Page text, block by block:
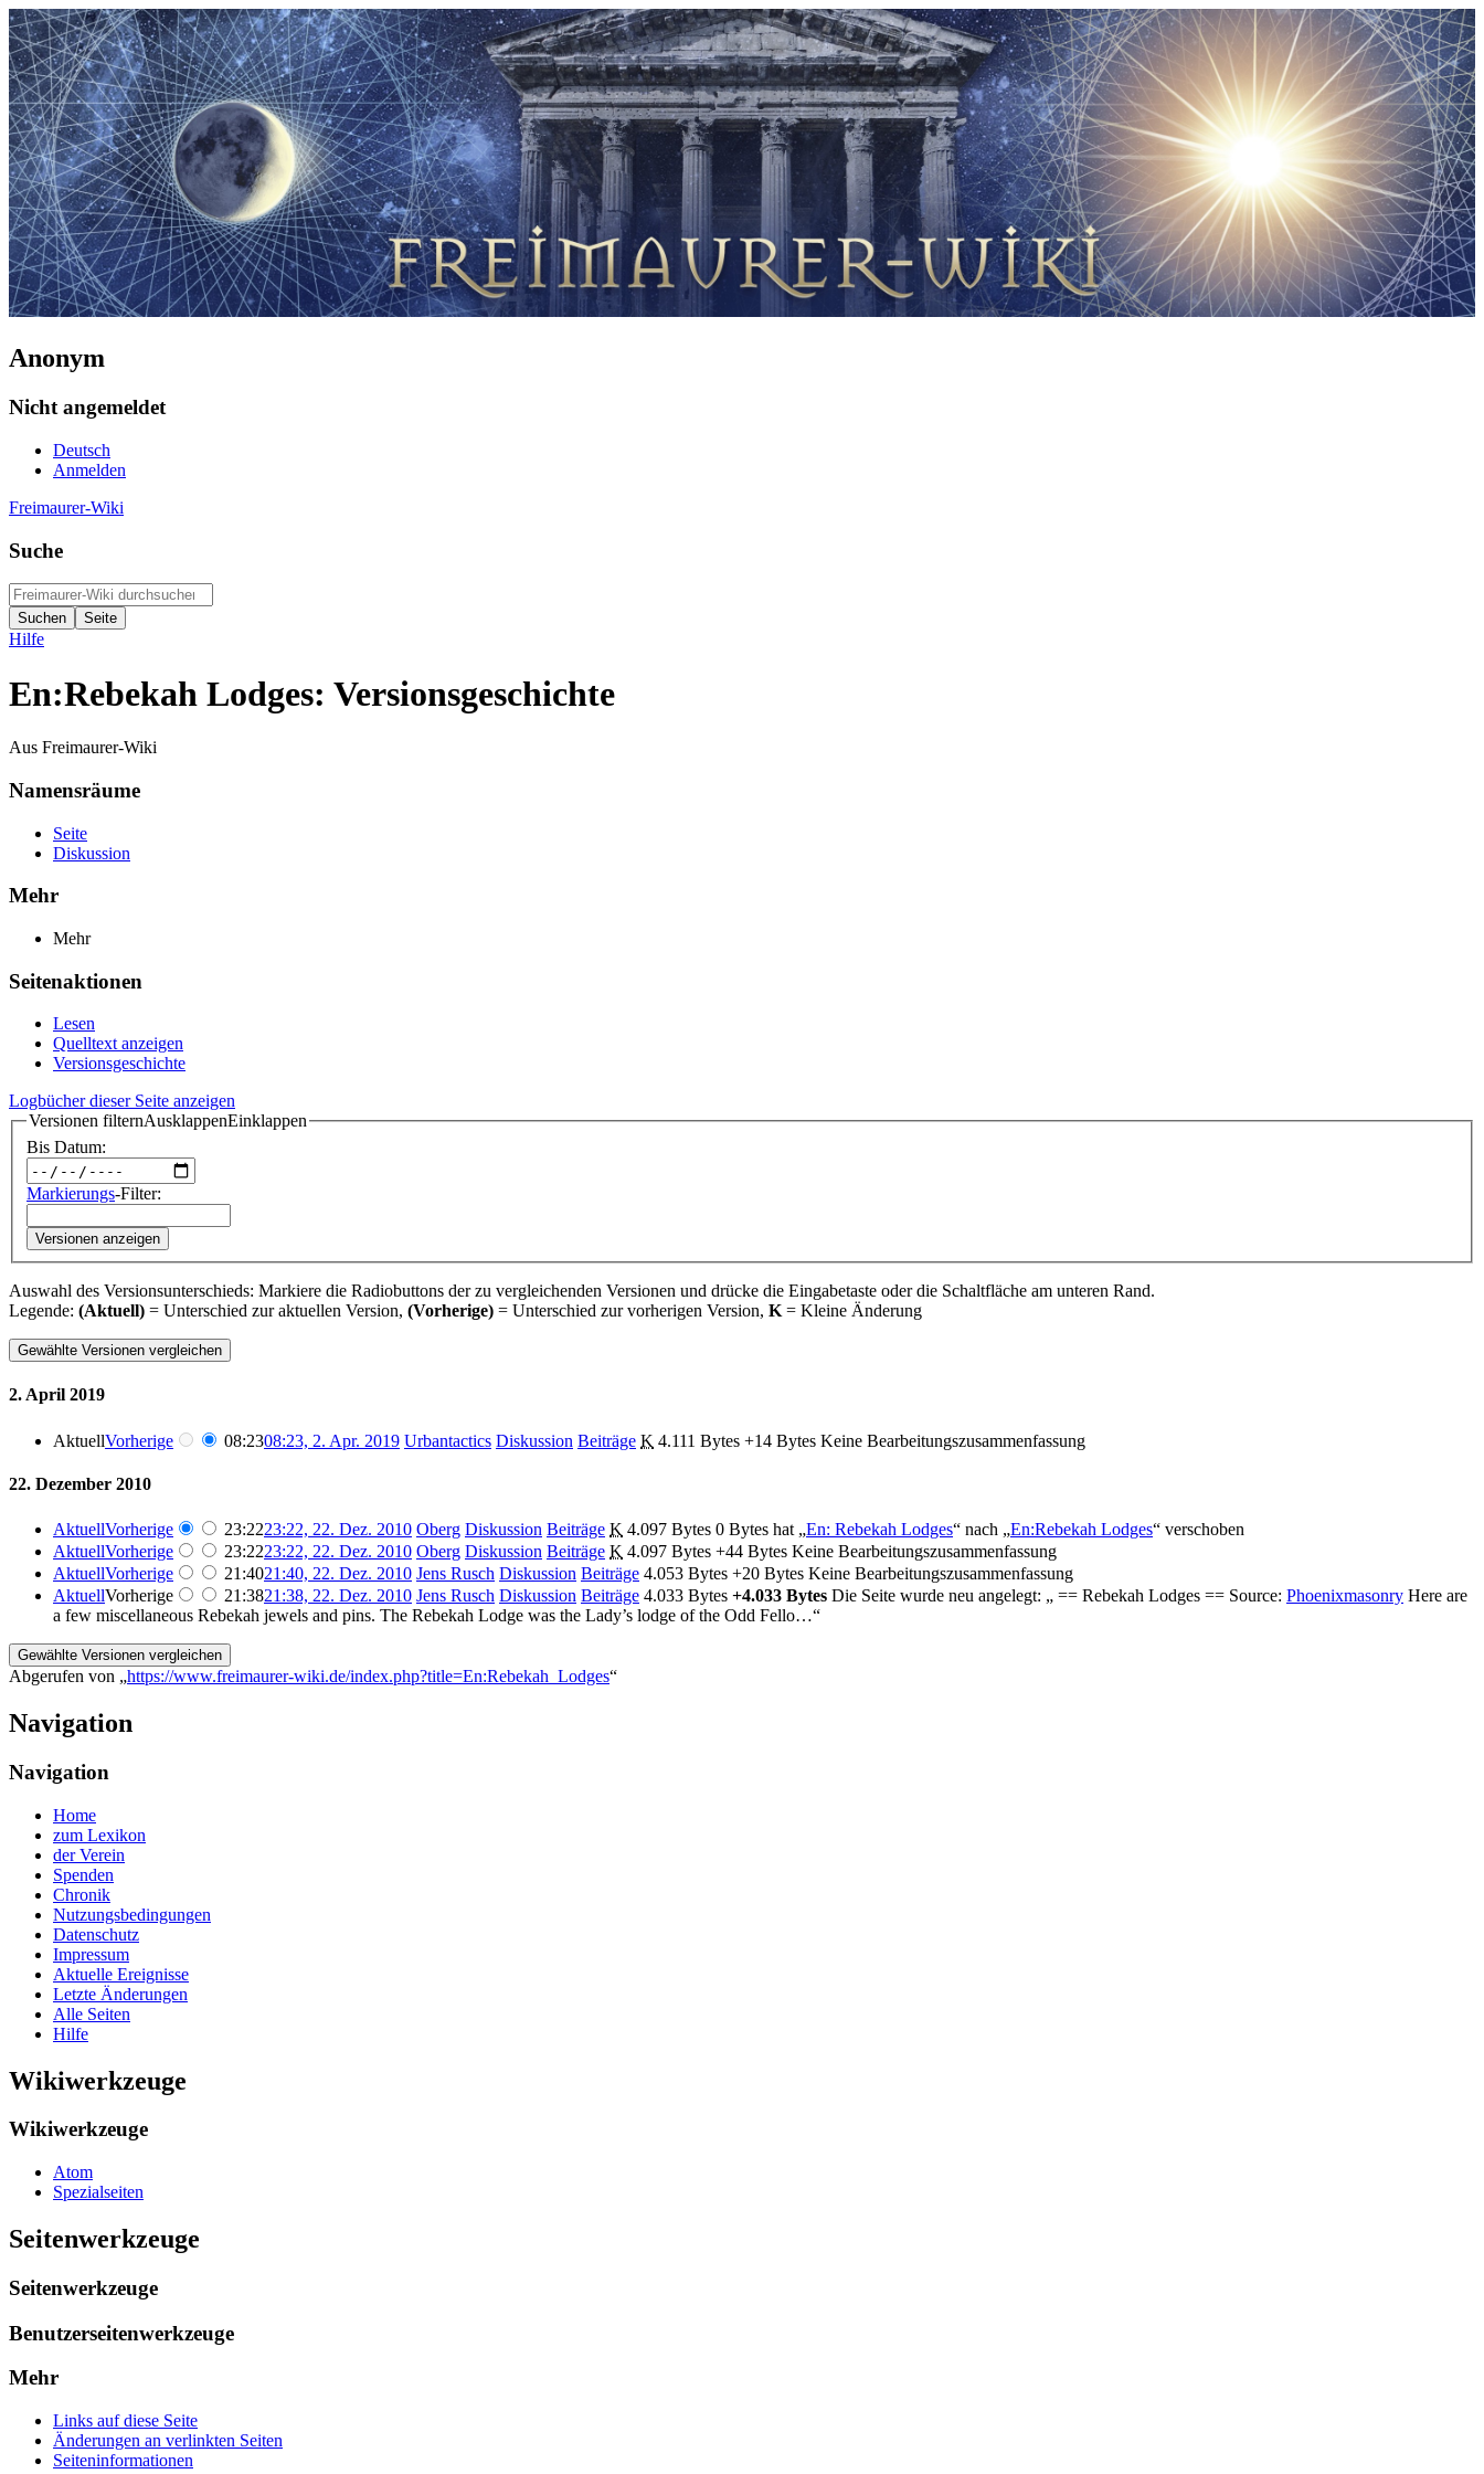
Anonym
Nicht angemeldet
Deutsch
Anmelden
Freimaurer-Wiki
Suche
Hilfe
En:Rebekah Lodges: Versionsgeschichte
Aus Freimaurer-Wiki
Namensräume
Seite
Diskussion
Mehr
Mehr
Seitenaktionen
Lesen
Quelltext anzeigen
Versionsgeschichte
Logbücher dieser Seite anzeigen
Versionen filternAusklappenEinklappen
Bis Datum:
Markierungs-Filter:
Versionen anzeigen
Auswahl des Versionsunterschieds: Markiere die Radiobuttons der zu vergleichenden Versionen und drücke die Eingabetaste oder die Schaltfläche am unteren Rand.
Legende: (Aktuell) = Unterschied zur aktuellen Version, (Vorherige) = Unterschied zur vorherigen Version, K = Kleine Änderung
2. April 2019
AktuellVorherige 08:2308:23, 2. Apr. 2019 Urbantactics Diskussion Beiträge K 4.111 Bytes +14 Bytes Keine Bearbeitungszusammenfassung
22. Dezember 2010
AktuellVorherige 23:2223:22, 22. Dez. 2010 Oberg Diskussion Beiträge K 4.097 Bytes 0 Bytes hat „En: Rebekah Lodges“ nach „En:Rebekah Lodges“ verschoben
AktuellVorherige 23:2223:22, 22. Dez. 2010 Oberg Diskussion Beiträge K 4.097 Bytes +44 Bytes Keine Bearbeitungszusammenfassung
AktuellVorherige 21:4021:40, 22. Dez. 2010 Jens Rusch Diskussion Beiträge 4.053 Bytes +20 Bytes Keine Bearbeitungszusammenfassung
AktuellVorherige 21:3821:38, 22. Dez. 2010 Jens Rusch Diskussion Beiträge 4.033 Bytes +4.033 Bytes Die Seite wurde neu angelegt: „ == Rebekah Lodges == Source: Phoenixmasonry Here are
a few miscellaneous Rebekah jewels and pins. The Rebekah Lodge was the Lady’s lodge of the Odd Fello…“
Abgerufen von „https://www.freimaurer-wiki.de/index.php?title=En:Rebekah_Lodges“
Navigation
Navigation
Home
zum Lexikon
der Verein
Spenden
Chronik
Nutzungsbedingungen
Datenschutz
Impressum
Aktuelle Ereignisse
Letzte Änderungen
Alle Seiten
Hilfe
Wikiwerkzeuge
Wikiwerkzeuge
Atom
Spezialseiten
Seitenwerkzeuge
Seitenwerkzeuge
Benutzerseitenwerkzeuge
Mehr
Links auf diese Seite
Änderungen an verlinkten Seiten
Seiten­­informationen